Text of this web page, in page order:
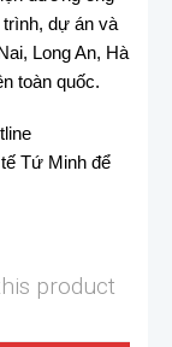
dự án và
Long An, Hà
toàn quốc.
Tứ Minh để
product